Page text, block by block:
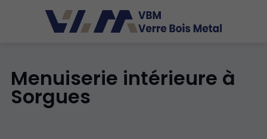
Menuiserie intérieure à
Sorgues